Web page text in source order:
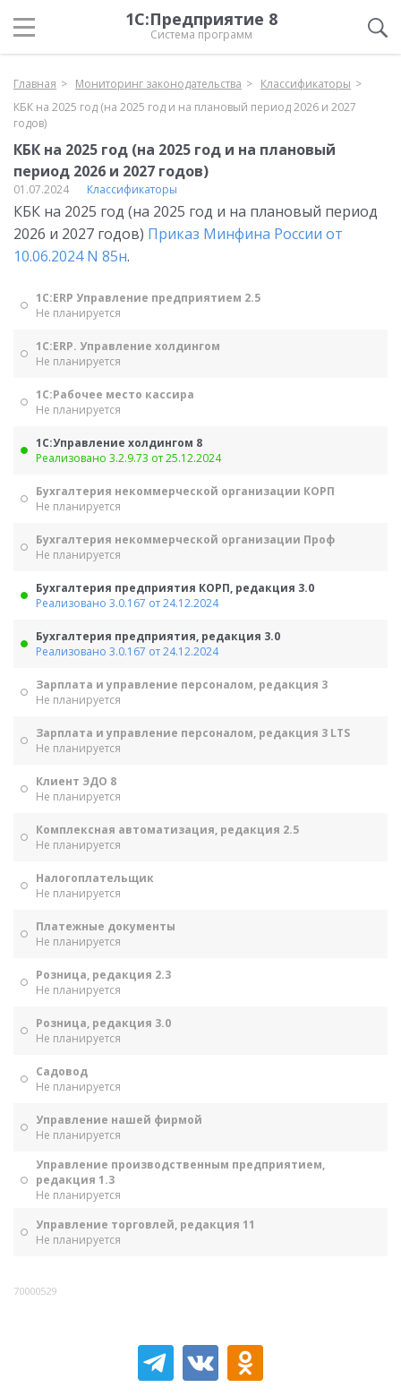
1С:Предприятие 8
Система программ
Главная Мониторинг законодательства
Классификаторы
КБК на 2025 год (на 2025 год и на плановый период 2026 и 2027
годов)
КБК на 2025 год (на 2025 год и на плановый
период 2026 и 2027 годов)
01.07.2024 Классификаторы
КБК на 2025 год (на 2025 год и на плановый период
2026 и 2027 годов) Приказ Минфина России от
10.06.2024 N 85н.
1С:ERP Управление предприятием 2.5
Не планируется
1С:ERP. Управление холдингом
Не планируется
1С:Рабочее место кассира
Не планируется
1С:Управление холдингом 8
Реализовано 3.2.9.73 от 25.12.2024
Бухгалтерия некоммерческой организации КОРП
Не планируется
Бухгалтерия некоммерческой организации Проф
Не планируется
Бухгалтерия предприятия КОРП, редакция 3.0
Реализовано 3.0.167 от 24.12.2024
Бухгалтерия предприятия, редакция 3.0
Реализовано 3.0.167 от 24.12.2024
Зарплата и управление персоналом, редакция 3
Не планируется
Зарплата и управление персоналом, редакция 3 LTS
Не планируется
Клиент ЭДО 8
Не планируется
Комплексная автоматизация, редакция 2.5
Не планируется
Налогоплательщик
Не планируется
Платежные документы
Не планируется
Розница, редакция 2.3
Не планируется
Розница, редакция 3.0
Не планируется
Садовод
Не планируется
Управление нашей фирмой
Не планируется
Управление производственным предприятием,
редакция 1.3
Не планируется
Управление торговлей, редакция 11
Не планируется
70000529